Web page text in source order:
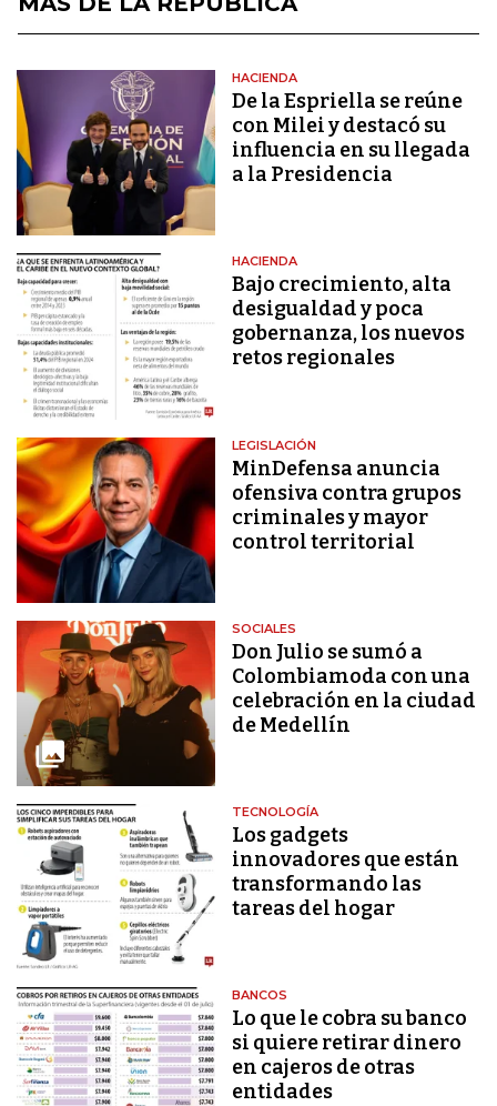
HACIENDA
De la Espriella se reúne
con Milei y destacó su
influencia en su llegada
a la Presidencia
HACIENDA
Bajo crecimiento, alta
desigualdad y poca
gobernanza, los nuevos
retos regionales
LEGISLACIÓN
MinDefensa anuncia
ofensiva contra grupos
criminales y mayor
control territorial
SOCIALES
Don Julio se sumó a
Colombiamoda con una
celebración en la ciudad
de Medellín
TECNOLOGÍA
Los gadgets
innovadores que están
transformando las
tareas del hogar
BANCOS
Lo que le cobra su banco
si quiere retirar dinero
en cajeros de otras
entidades